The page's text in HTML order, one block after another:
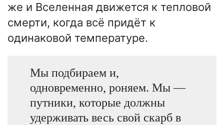
же и Вселенная движется к тепловой
смерти, когда всё придёт к
одинаковой температуре.
Мы подбираем и,
одновременно, роняем. Мы —
путники, которые должны
удерживать весь свой скарб в